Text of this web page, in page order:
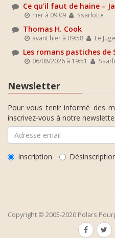
Ce qu'il faut de haine –
hier à 09:09 Ssarlotte
Thomas H. Cook
avant hier à 09:58 Le
Les romans pastiches de
06/08/2026 à 19:51
Newsletter
Pour vous tenir informé des
inscrivez-vous à notre
Inscription
Copyright © 2005-2020 Polars